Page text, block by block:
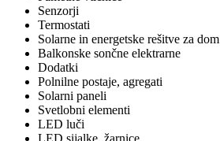
Senzorji
Termostati
Solarne in energetske rešitve za dom
Balkonske sončne elektrarne
Dodatki
Polnilne postaje, agregati
Solarni paneli
Svetlobni elementi
LED luči
LED sijalke, žarnice